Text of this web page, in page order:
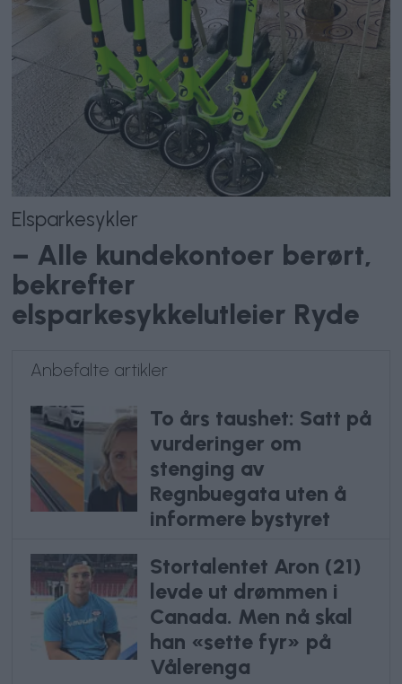
Elsparkesykler
– Alle kundekontoer berørt,
bekrefter
elsparkesykkelutleier Ryde
Anbefalte artikler
To års taushet: Satt på
vurderinger om
stenging av
Regnbuegata uten å
informere bystyret
Stortalentet Aron (21)
levde ut drømmen i
Canada. Men nå skal
han «sette fyr» på
Vålerenga